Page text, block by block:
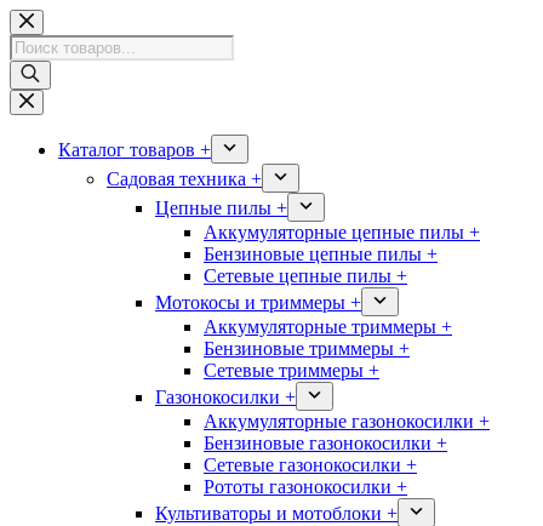
Перейти
к
сути
Поиск
товаров
Каталог товаров +
Садовая техника +
Цепные пилы +
Аккумуляторные цепные пилы +
Бензиновые цепные пилы +
Сетевые цепные пилы +
Мотокосы и триммеры +
Аккумуляторные триммеры +
Бензиновые триммеры +
Сетевые триммеры +
Газонокосилки +
Аккумуляторные газонокосилки +
Бензиновые газонокосилки +
Сетевые газонокосилки +
Рототы газонокосилки +
Культиваторы и мотоблоки +